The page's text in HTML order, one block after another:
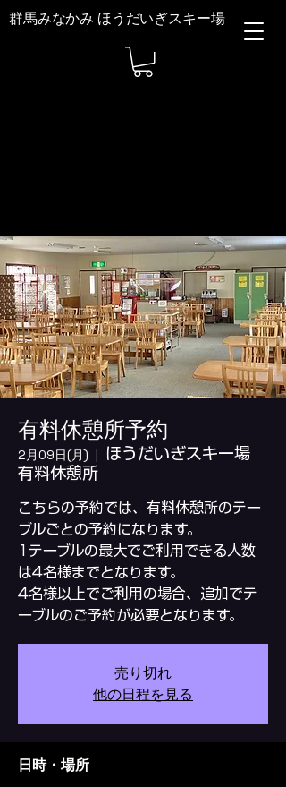
群馬みなかみ ほうだいぎスキー場
有料休憩所予約
2月09日(月)
  |
ほうだいぎスキー場
有料休憩所
こちらの予約では、有料休憩所のテー
ブルごとの予約になります。
1テーブルの最大でご利用できる人数
は4名様までとなります。
4名様以上でご利用の場合、追加でテ
ーブルのご予約が必要となります。
売り切れ
他の日程を見る
日時・場所